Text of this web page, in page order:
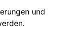
und